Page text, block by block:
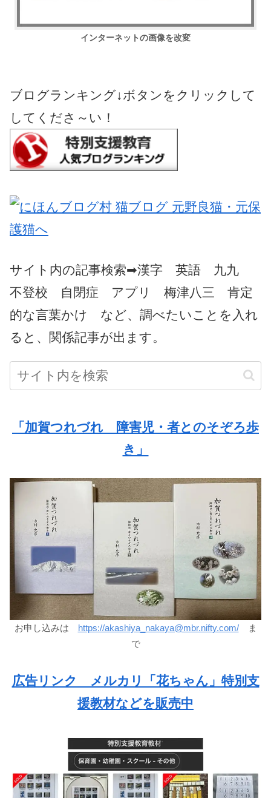
インターネットの画像を改変
ブログランキング↓ボタンをクリックして
してくださ～い！
サイト内の記事検索➡漢字 英語 九九
不登校 自閉症 アプリ 梅津八三 肯定
的な言葉かけ など、調べたいことを入れ
ると、関係記事が出ます。
「加賀つれづれ 障害児・者とのそぞろ歩
き」
お申し込みは https://akashiya_nakaya@mbr.nifty.com/ま
で
広告リンク メルカリ「花ちゃん」特別支
援教材などを販売中